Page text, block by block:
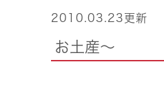
2010.03.23更新
お土産～